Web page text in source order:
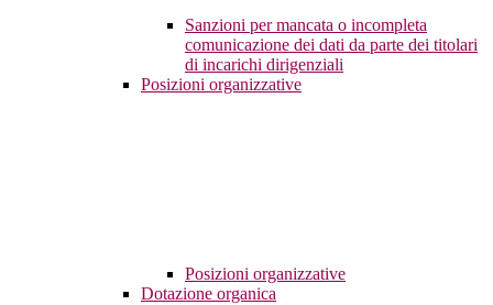
Sanzioni per mancata o incompleta
comunicazione dei dati da parte dei titolari
di incarichi dirigenziali
Posizioni organizzative
Posizioni organizzative
Dotazione organica